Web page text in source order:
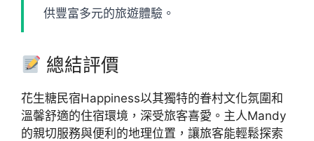
供豐富多元的旅遊體驗。
總結評價
花生糖民宿Happiness以其獨特的眷村文化氛圍和
溫馨舒適的住宿環境，深受旅客喜愛。主人Mandy
的親切服務與便利的地理位置，讓旅客能輕鬆探索